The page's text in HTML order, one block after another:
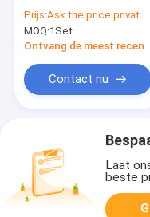
de Steunpers
Prijs:Ask the price privately
MOQ:1Set
Ontvang de meest recente Prijs
Contact nu
Laat
beste